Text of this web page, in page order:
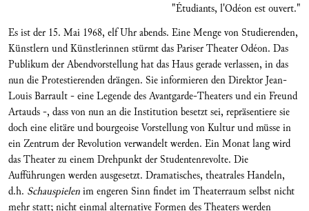
"Étudiants, l'Odéon est ouvert."
Es ist der 15. Mai 1968, elf Uhr abends. Eine Menge von Studierenden,
Künstlern und Künstlerinnen stürmt das Pariser Theater Odéon. Das
Publikum der Abendvorstellung hat das Haus gerade verlassen, in das
nun die Protestierenden drängen. Sie informieren den Direktor Jean-
Louis Barrault - eine Legende des Avantgarde-Theaters und ein Freund
Artauds -, dass von nun an die Institution besetzt sei, repräsentiere sie
doch eine elitäre und bourgeoise Vorstellung von Kultur und müsse in
ein Zentrum der Revolution verwandelt werden. Ein Monat lang wird
das Theater zu einem Drehpunkt der Studentenrevolte. Die
Aufführungen werden ausgesetzt. Dramatisches, theatrales Handeln,
d.h. Schauspielenim engeren Sinn findet im Theaterraum selbst nicht
mehr statt; nicht einmal alternative Formen des Theaters werden